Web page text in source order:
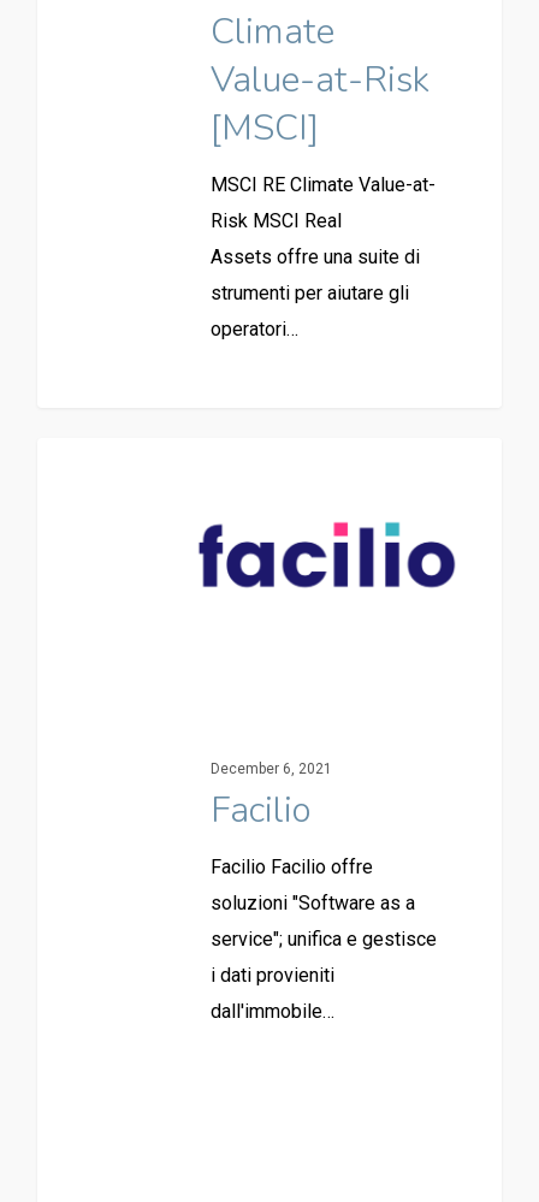
Climate
Value-at-Risk
[MSCI]
MSCI RE Climate Value-at-
Risk MSCI Real
Assets offre una suite di
strumenti per aiutare gli
operatori…
December 6, 2021
Facilio
Facilio Facilio offre
soluzioni "Software as a
service"; unifica e gestisce
i dati provieniti
dall'immobile…